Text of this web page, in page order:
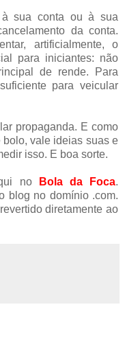
à sua conta ou à sua
da conta.
artificialmente, o
para iniciantes: não
de rende. Para
para veicular
propaganda. E como
vale ideias suas e
isso. E boa sorte.
no Bola da Foca.
blog no domínio .com.
diretamente ao